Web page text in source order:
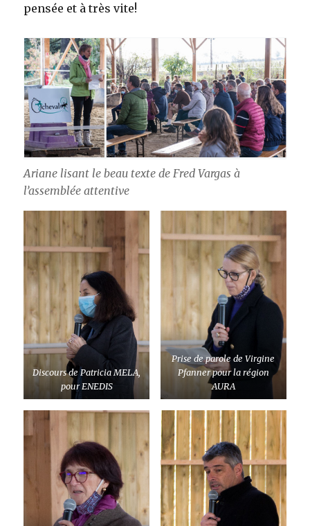
pensée et à très vite!
Ariane lisant le beau texte de Fred Vargas à
l’assemblée attentive
Discours de Patricia MELA,
pour ENEDIS
Prise de parole de Virgine
Pfanner pour la région
AURA